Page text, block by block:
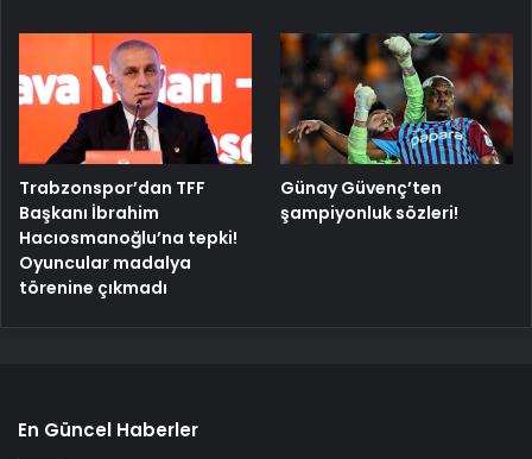
Trabzonspor’dan TFF
Başkanı İbrahim
Hacıosmanoğlu’na tepki!
Oyuncular madalya
törenine çıkmadı
Günay Güvenç’ten
şampiyonluk sözleri!
En Güncel Haberler